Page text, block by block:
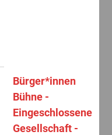
Bürger*innen
Bühne -
Eingeschlossene
Gesellschaft -